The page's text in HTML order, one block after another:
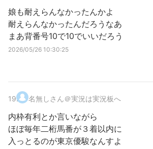
娘も耐えらんなかったんかよ
耐えらんなかったんだろうなあ
まあ背番号10で10でいいだろう
2026/05/26 10:30:25
19. 名無しさん＠実況は実況板へ
内枠有利とか言いながら
ほぼ毎年二桁馬番が３着以内に
入っとるのが東京優駿なんすよ